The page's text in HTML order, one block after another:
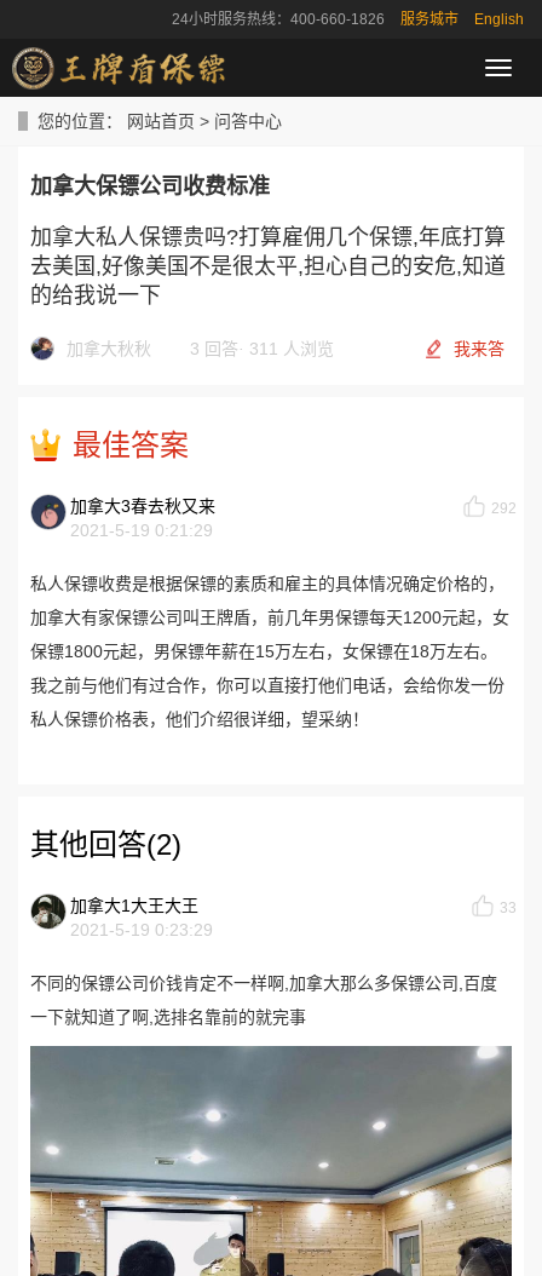
24小时服务热线：400-660-1826 服务城市 English
导
航
您的位置： 网站首页 > 问答中心
加拿大保镖公司收费标准
加拿大私人保镖贵吗?打算雇佣几个保镖,年底打算
去美国,好像美国不是很太平,担心自己的安危,知道
的给我说一下
加拿大秋秋 3 回答· 311 人浏览 我来答
最佳答案
加拿大3春去秋又来
2021-5-19 0:21:29
292
私人保镖收费是根据保镖的素质和雇主的具体情况确定价格的，
加拿大有家保镖公司叫王牌盾，前几年男保镖每天1200元起，女
保镖1800元起，男保镖年薪在15万左右，女保镖在18万左右。
我之前与他们有过合作，你可以直接打他们电话，会给你发一份
私人保镖价格表，他们介绍很详细，望采纳！
其他回答(2)
加拿大1大王大王
2021-5-19 0:23:29
33
不同的保镖公司价钱肯定不一样啊,加拿大那么多保镖公司,百度
一下就知道了啊,选排名靠前的就完事